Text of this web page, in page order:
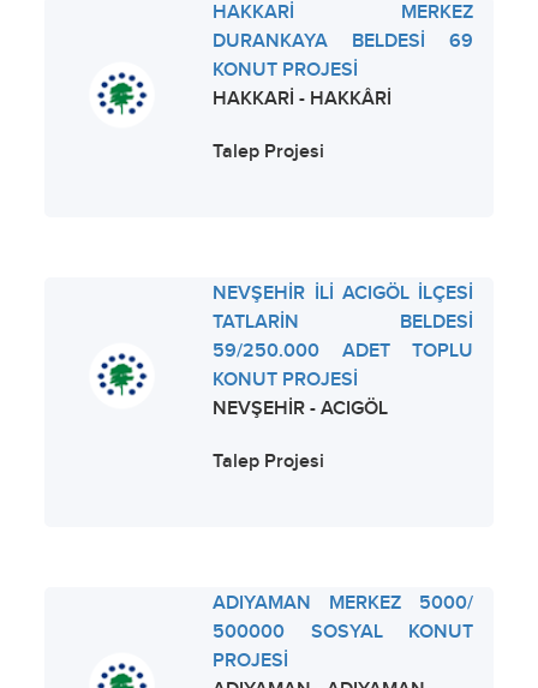
HAKKARİ MERKEZ
DURANKAYA BELDESİ 69
KONUT PROJESİ
HAKKARİ - HAKKÂRİ
Talep Projesi
NEVŞEHİR İLİ ACIGÖL İLÇESİ
TATLARİN BELDESİ
59/250.000 ADET TOPLU
KONUT PROJESİ
NEVŞEHİR - ACIGÖL
Talep Projesi
ADIYAMAN MERKEZ 5000/
500000 SOSYAL KONUT
PROJESİ